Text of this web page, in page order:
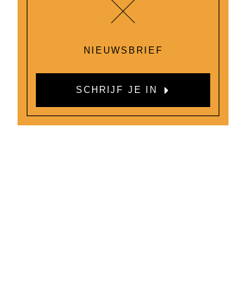
NIEUWSBRIEF
SCHRIJF JE IN